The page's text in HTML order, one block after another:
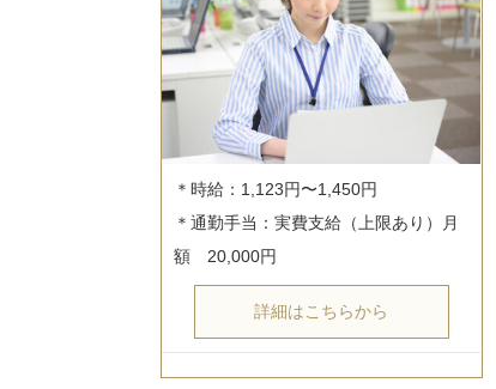
＊時給：1,123円〜1,450円
＊通勤手当：実費支給（上限あり）月
詳細はこちらから